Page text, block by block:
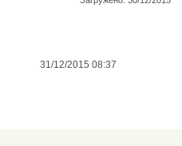
31/12/2015 08:37